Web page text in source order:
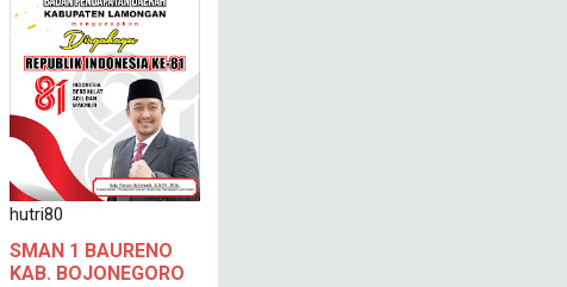
hutri80
SMAN 1 BAURENO
KAB. BOJONEGORO